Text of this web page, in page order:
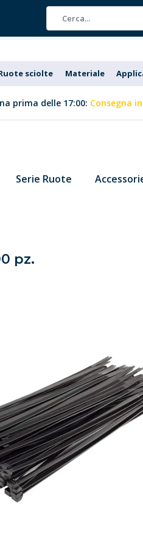
sciolte Materiale
prima delle 17:00: Consegna
Serie Ruote
pz.